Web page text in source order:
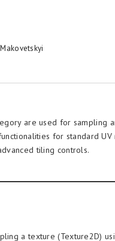
are used for sampling
for standard
tiling controls.
a texture (Texture2D)